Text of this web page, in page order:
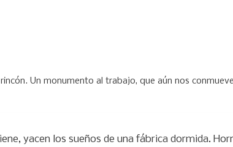
Un monumento al trabajo, que aún nos
yacen los sueños de una fábrica dormida.